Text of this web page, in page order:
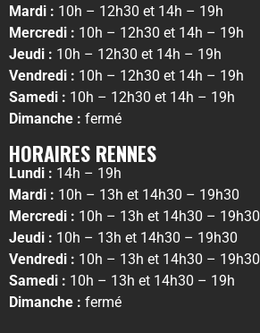
Mardi : 10h – 12h30 et 14h – 19h
Mercredi : 10h – 12h30 et 14h – 19h
Jeudi : 10h – 12h30 et 14h – 19h
Vendredi : 10h – 12h30 et 14h – 19h
Samedi : 10h – 12h30 et 14h – 19h
Dimanche : fermé
HORAIRES RENNES
Lundi : 14h – 19h
Mardi : 10h – 13h et 14h30 – 19h30
Mercredi : 10h – 13h et 14h30 – 19h30
Jeudi : 10h – 13h et 14h30 – 19h30
Vendredi : 10h – 13h et 14h30 – 19h30
Samedi : 10h – 13h et 14h30 – 19h
Dimanche : fermé